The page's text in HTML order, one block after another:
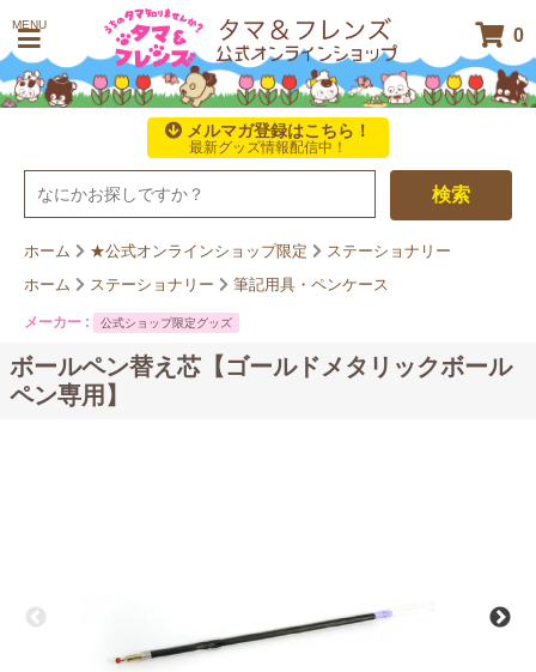
MENU
0
メルマガ登録はこちら！
最新グッズ情報配信中！
検索
ホーム ★公式オンラインショップ限定
ステーショナリー
ホーム
ステーショナリー 筆記用具・ペンケース
メーカー : 公式ショップ限定グッズ
ボールペン替え芯【ゴールドメタリックボール
ペン専用】